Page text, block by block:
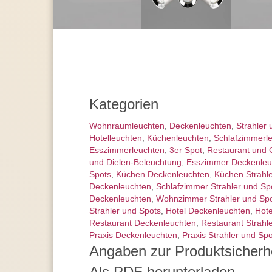
Kategorien
Wohnraum­leuchten, Decken­leuchten, Strahler
Hotelleuchten, Küchenleuchten,
Esszimmer­­leuchten, 3er Spot, Restaurant und
und Dielen-Beleuchtung, Esszimmer
Spots, Küchen Deckenleuchten, Küchen
Deckenleuchten, Schlafzimmer Strahler und
Deckenleuchten, Wohnzimmer Strahler und
Strahler und Spots, Hotel Deckenleuchten,
Restaurant Deckenleuchten, Restaurant
Praxis Deckenleuchten, Praxis Strahler und
Angaben zur